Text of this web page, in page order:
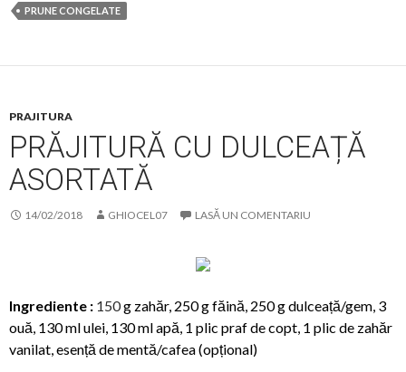
PRUNE CONGELATE
PRAJITURA
PRĂJITURĂ CU DULCEAȚĂ
ASORTATĂ
14/02/2018 GHIOCEL07 LASĂ UN COMENTARIU
Ingrediente : 150g zahăr, 250 g făină, 250 g dulceață/gem, 3
ouă, 130 ml ulei, 130 ml apă, 1 plic praf de copt, 1 plic de zahăr
vanilat, esență de mentă/cafea (opțional)